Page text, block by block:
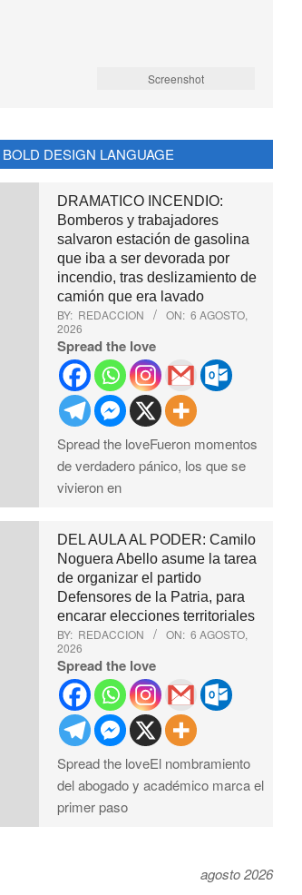
Screenshot
BOLD DESIGN LANGUAGE
DRAMATICO INCENDIO:
Bomberos y trabajadores
salvaron estación de gasolina
que iba a ser devorada por
incendio, tras deslizamiento de
camión que era lavado
BY: REDACCION ON: 6 AGOSTO,
2026
Spread the love
Spread the loveFueron momentos
de verdadero pánico, los que se
vivieron en
DEL AULA AL PODER: Camilo
Noguera Abello asume la tarea
de organizar el partido
Defensores de la Patria, para
encarar elecciones territoriales
BY: REDACCION ON: 6 AGOSTO,
2026
Spread the love
Spread the loveEl nombramiento
del abogado y académico marca el
primer paso
agosto 2026